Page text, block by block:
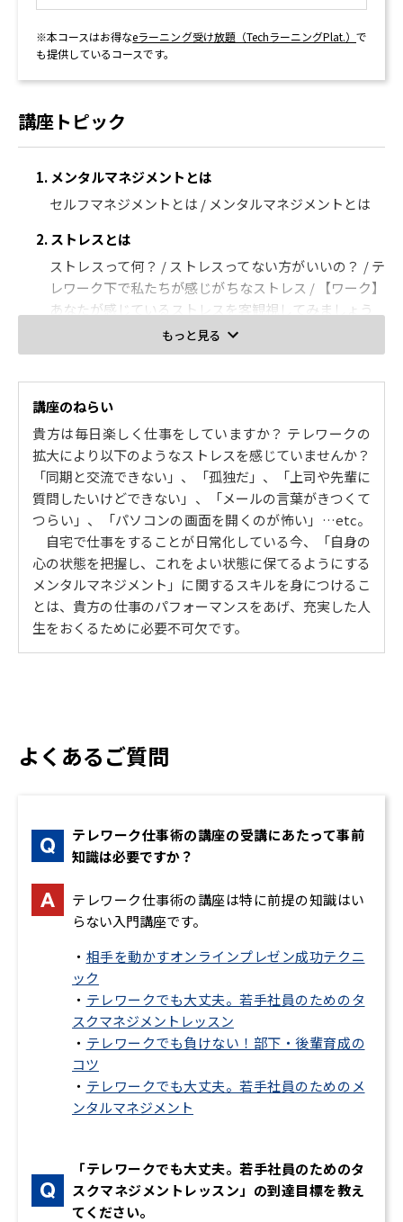
※本コースはお得なeラーニング受け放題（TechラーニングPlat.）で
も提供しているコースです。
講座トピック
1. メンタルマネジメントとは
セルフマネジメントとは / メンタルマネジメントとは
2. ストレスとは
ストレスって何？ / ストレスってない方がいいの？ / テ
レワーク下で私たちが感じがちなストレス / 【ワーク】
あなたが感じているストレスを客観視してみましょう
け出す / （参考）怒りへの対処法
4. 感情が起こるメカニズムを知る
同じ状況であってもストレスに感じる人とそうでない人
がいるのはなぜ？ / 感情が起こるメカニズム / 自分の捉
え方をチェックしてみよう / ネガティブ感情につながり
やすい捉え方 / 【ワーク】あなたはどんな捉え方をして
いるでしょうか？
5. ネガティブな出来事に 振り回されない心をつくる
捉え方に目を向ける / 捉え方を検証する / 捉え方をゆる
7. 人との付き合い方
8. 自己基盤を強化する
自己基盤を強化するための 4 つのヒント
もっと見る
講座のねらい
貴方は毎日楽しく仕事をしていますか？ テレワークの
拡大により以下のようなストレスを感じていませんか？
「同期と交流できない」、「孤独だ」、「上司や先輩に
質問したいけどできない」、「メールの言葉がきつくて
つらい」、「パソコンの画面を開くのが怖い」…etc。
自宅で仕事をすることが日常化している今、「自身の
心の状態を把握し、これをよい状態に保てるようにする
メンタルマネジメント」に関するスキルを身につけるこ
とは、貴方の仕事のパフォーマンスをあげ、充実した人
生をおくるために必要不可欠です。
よくあるご質問
テレワーク仕事術の講座の受講にあたって事前
知識は必要ですか？
テレワーク仕事術の講座は特に前提の知識はい
らない入門講座です。
・ 相手を動かすオンラインプレゼン成功テクニ
ック
・ テレワークでも大丈夫。若手社員のためのタ
スクマネジメントレッスン
・ テレワークでも負けない！部下・後輩育成の
コツ
・ テレワークでも大丈夫。若手社員のためのメ
ンタルマネジメント
「テレワークでも大丈夫。若手社員のためのタ
スクマネジメントレッスン」の到達目標を教え
てください。